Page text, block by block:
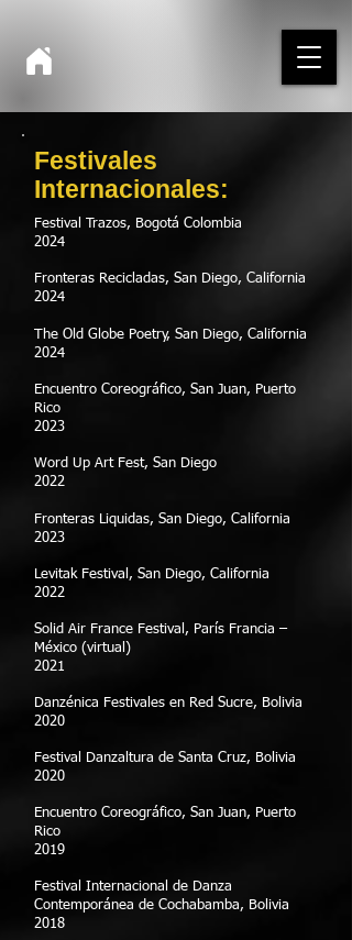
Festivales
Internacionales:
Festival Trazos, Bogotá Colombia
2024
Fronteras Recicladas, San Diego, California
2024
The Old Globe Poetry, San Diego, California
2024
Encuentro Coreográfico, San Juan, Puerto
Rico
2023
Word Up Art Fest, San Diego
2022
Fronteras Liquidas, San Diego, California
2023
Levitak Festival, San Diego, California
2022
Solid Air France Festival, París Francia –
México (virtual)
2021
Danzénica Festivales en Red Sucre, Bolivia
2020
Festival Danzaltura de Santa Cruz, Bolivia
2020
Encuentro Coreográfico, San Juan, Puerto
Rico
2019
Festival Internacional de Danza
Contemporánea de Cochabamba, Bolivia
2018